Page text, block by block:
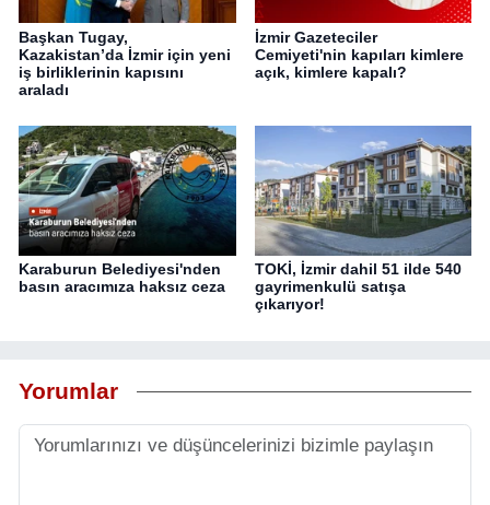
Başkan Tugay,
Kazakistan’da İzmir için yeni
iş birliklerinin kapısını
araladı
İzmir Gazeteciler
Cemiyeti'nin kapıları kimlere
açık, kimlere kapalı?
Karaburun Belediyesi'nden
basın aracımıza haksız ceza
TOKİ, İzmir dahil 51 ilde 540
gayrimenkulü satışa
çıkarıyor!
Yorumlar